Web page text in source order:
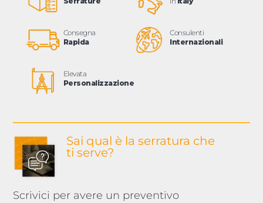
Consegna
Rapida
Consulenti
Internazionali
Elevata
Personalizzazione
Sai qual è la serratura che
ti serve?
Scrivici per avere un preventivo